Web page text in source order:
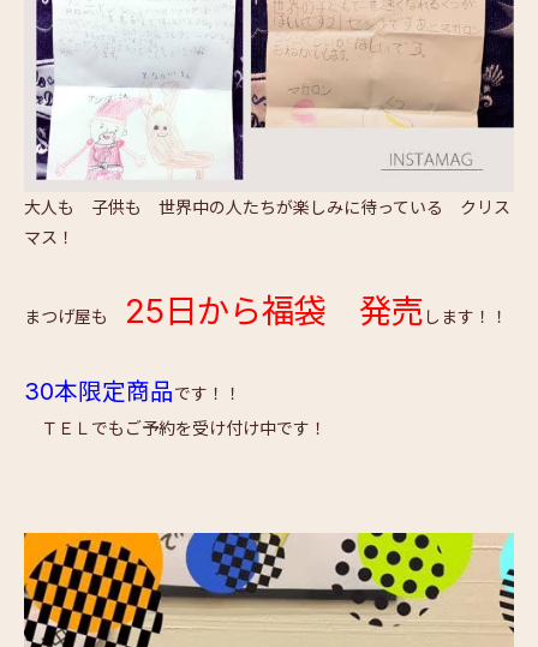
大人も 子供も 世界中の人たちが楽しみに待っている クリス
マス！
まつげ屋も 25日から福袋 発売 します！！
30本限定商品です！！
ＴＥＬでもご予約を受け付け中です！